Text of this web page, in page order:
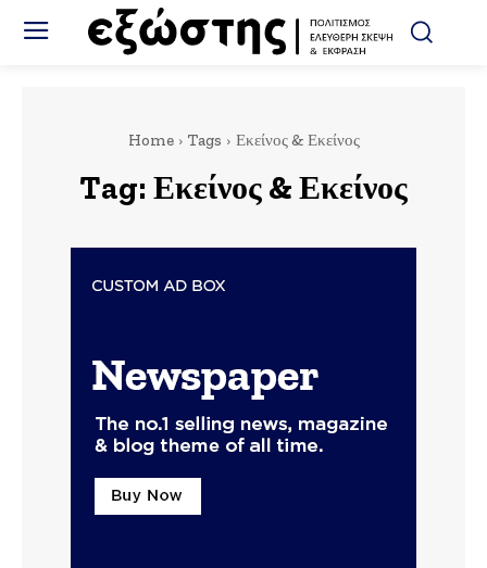
Home Tags Εκείνος & Εκείνος
Tag: Εκείνος & Εκείνος